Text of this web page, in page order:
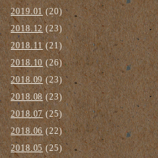
2019.01(20)
2018.12(23)
2018.11(21)
2018.10 (26)
2018.09(23)
2018.08 (23)
2018.07(25)
2018.06 (22)
2018.05(25)